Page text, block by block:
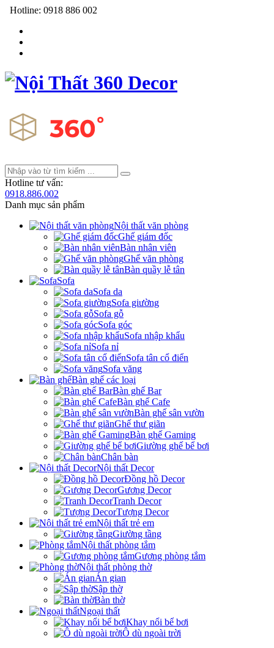
Hotline: 0918 886 002
Hotline tư vấn:
0918.886.002
Danh mục sản phẩm
Nội thất văn phòng
Ghế giám đốc
Bàn nhân viên
Ghế văn phòng
Bàn quầy lễ tân
Sofa
Sofa da
Sofa giường
Sofa gỗ
Sofa góc
Sofa nhập khẩu
Sofa nỉ
Sofa tân cổ điển
Sofa văng
Bàn ghế các loại
Bàn ghế Bar
Bàn ghế Cafe
Bàn ghế sân vườn
Ghế thư giãn
Bàn ghế Gaming
Giường ghế bể bơi
Chân bàn
Nội thất Decor
Đồng hồ Decor
Gương Decor
Tranh Decor
Tượng Decor
Nội thất trẻ em
Giường tầng
Nội thất phòng tắm
Gương phòng tắm
Nội thất phòng thờ
Án gian
Sập thờ
Bàn thờ
Ngoại thất
Khay nổi bể bơi
Ô dù ngoài trời